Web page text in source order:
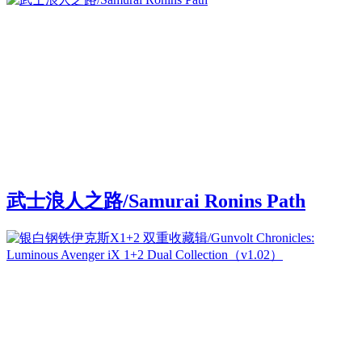
武士浪人之路/Samurai Ronins Path